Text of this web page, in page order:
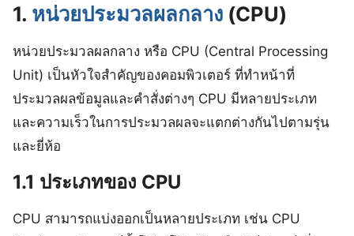
1. หน่วยประมวลผลกลาง (CPU)
หน่วยประมวลผลกลาง หรือ CPU (Central Processing
Unit) เป็นหัวใจสำคัญของคอมพิวเตอร์ ที่ทำหน้าที่
ประมวลผลข้อมูลและคำสั่งต่างๆ CPU มีหลายประเภท
และความเร็วในการประมวลผลจะแตกต่างกันไปตามรุ่น
และยี่ห้อ
1.1 ประเภทของ CPU
CPU สามารถแบ่งออกเป็นหลายประเภท เช่น CPU